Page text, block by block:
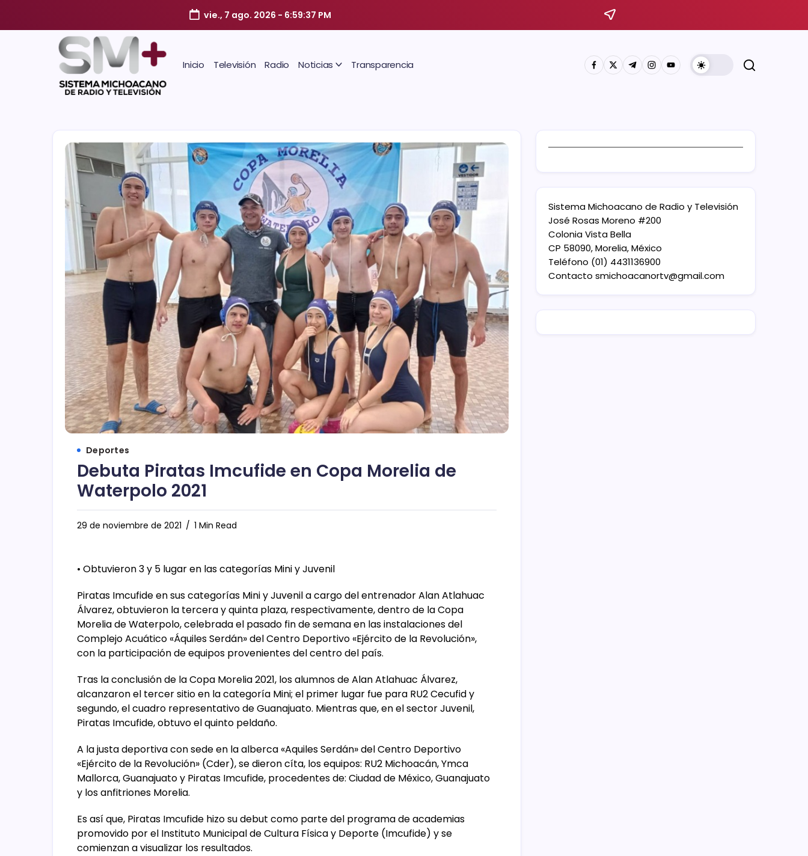
vie., 7 ago. 2026 - 6:59:37 PM
Inicio Televisión Radio Noticias Transparencia
Deportes
Debuta Piratas Imcufide en Copa Morelia de
Waterpolo 2021
29 de noviembre de 2021 1 Min Read
• Obtuvieron 3 y 5 lugar en las categorías Mini y Juvenil
Piratas Imcufide en sus categorías Mini y Juvenil a cargo del entrenador Alan Atlahuac
Álvarez, obtuvieron la tercera y quinta plaza, respectivamente, dentro de la Copa
Morelia de Waterpolo, celebrada el pasado fin de semana en las instalaciones del
Complejo Acuático «Áquiles Serdán» del Centro Deportivo «Ejército de la Revolución»,
con la participación de equipos provenientes del centro del país.
Tras la conclusión de la Copa Morelia 2021, los alumnos de Alan Atlahuac Álvarez,
alcanzaron el tercer sitio en la categoría Mini; el primer lugar fue para RU2 Cecufid y
segundo, el cuadro representativo de Guanajuato. Mientras que, en el sector Juvenil,
Piratas Imcufide, obtuvo el quinto peldaño.
A la justa deportiva con sede en la alberca «Aquiles Serdán» del Centro Deportivo
«Ejército de la Revolución» (Cder), se dieron cíta, los equipos: RU2 Michoacán, Ymca
Mallorca, Guanajuato y Piratas Imcufide, procedentes de: Ciudad de México, Guanajuato
y los anfitriones Morelia.
Es así que, Piratas Imcufide hizo su debut como parte del programa de academias
promovido por el Instituto Municipal de Cultura Física y Deporte (Imcufide) y se
comienzan a visualizar los resultados.
Sistema Michoacano de Radio y Televisión
José Rosas Moreno #200
Colonia Vista Bella
CP 58090, Morelia, México
Teléfono (01) 4431136900
Contacto smichoacanortv@gmail.com